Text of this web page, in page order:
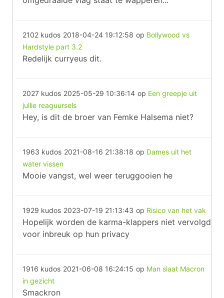
2102 kudos 2018-04-24 19:12:58 op Bollywood vs
Hardstyle part 3.2
Redelijk curryeus dit.
2027 kudos 2025-05-29 10:36:14 op Een greepje uit
jullie reaguursels
Hey, is dit de broer van Femke Halsema niet?
1963 kudos 2021-08-16 21:38:18 op Dames uit het
water vissen
Mooie vangst, wel weer teruggooien he
1929 kudos 2023-07-19 21:13:43 op Risico van het vak
Hopelijk worden de karma-klappers niet vervolgd
voor inbreuk op hun privacy
1916 kudos 2021-06-08 16:24:15 op Man slaat Macron
in gezicht
Smackron